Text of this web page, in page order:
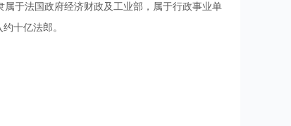
于法国政府经济财政及工业部，属于行政事业单
十亿法郎。